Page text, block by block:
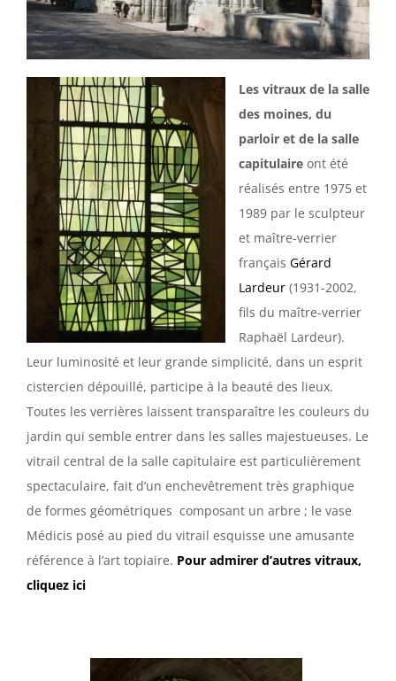
Les vitraux de la salle
des moines, du
parloir et de la salle
capitulaire ont été
réalisés entre 1975 et
1989 par le sculpteur
et maître-verrier
français Gérard
Lardeur (1931-2002,
fils du maître-verrier
Raphaël Lardeur).
Leur luminosité et leur grande simplicité, dans un esprit
cistercien dépouillé, participe à la beauté des lieux.
Toutes les verrières laissent transparaître les couleurs du
jardin qui semble entrer dans les salles majestueuses. Le
vitrail central de la salle capitulaire est particulièrement
spectaculaire, fait d’un enchevêtrement très graphique
de formes géométriques composant un arbre ; le vase
Médicis posé au pied du vitrail esquisse une amusante
référence à l’art topiaire. Pour admirer d’autres vitraux,
cliquez ici